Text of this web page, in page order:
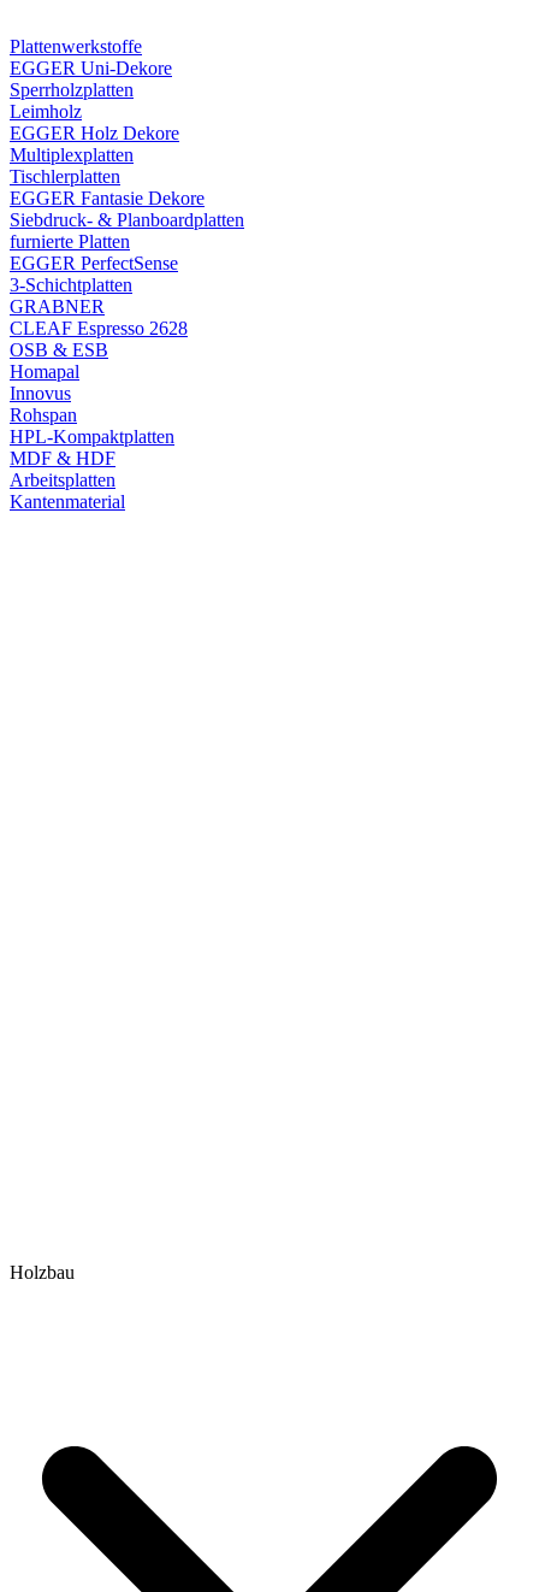
Plattenwerkstoffe
EGGER Uni-Dekore
Sperrholzplatten
Leimholz
EGGER Holz Dekore
Multiplexplatten
Tischlerplatten
EGGER Fantasie Dekore
Siebdruck- & Planboardplatten
furnierte Platten
EGGER PerfectSense
3-Schichtplatten
GRABNER
CLEAF Espresso 2628
OSB & ESB
Homapal
Innovus
Rohspan
HPL-Kompaktplatten
MDF & HDF
Arbeitsplatten
Kantenmaterial
Holzbau